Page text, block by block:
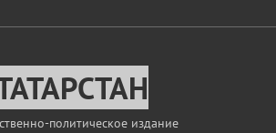
политическое издание